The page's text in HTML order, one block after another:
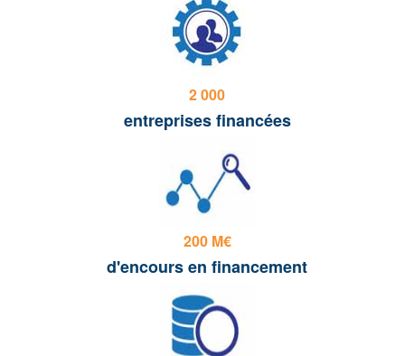
2 000
entreprises financées
200 M€
d'encours en financement